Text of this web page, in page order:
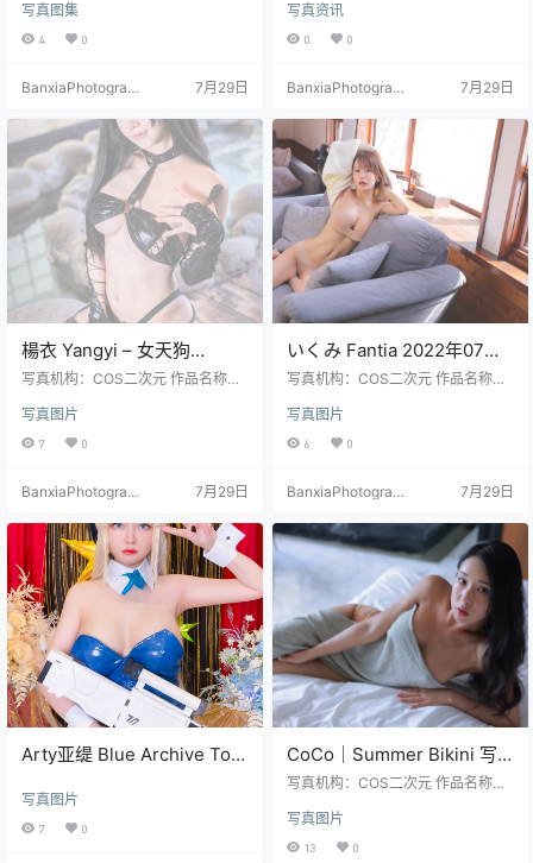
写真图集
4 0
BanxiaPhotograp
7月29日
Azuma）写真集【23P｜
204.3MB】
写真资讯
0 0
BanxiaPhotograp
7月29日
楊衣 Yangyi – 女天狗
Cosplay 高清写真集（36P-
写真机构：COS二次元 作品名称：
图片数量：36张 资源大小：149MB
写真图片
7 0
BanxiaPhotograp
7月29日
いくみ Fantia 2022年07月
写真＋视频合集（109P｜6V
写真机构：COS二次元 作品名称：
称：いくみ 图片数量：109P｜6V
资源大小：849MB
写真图片
6 0
BanxiaPhotograp
7月29日
Arty亚缇 Blue Archive Toki
写真图片
7 0
CoCo｜Summer Bikini 写
真视频合集 · 清爽夏日主题
写真机构：COS二次元 作品名称：
Co 图片数量：130张 资源大小：2.
29GB
写真图片
13 0